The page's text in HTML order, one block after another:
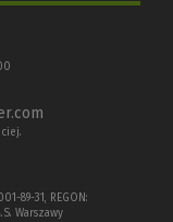
89-31, REGON:
Warszawy